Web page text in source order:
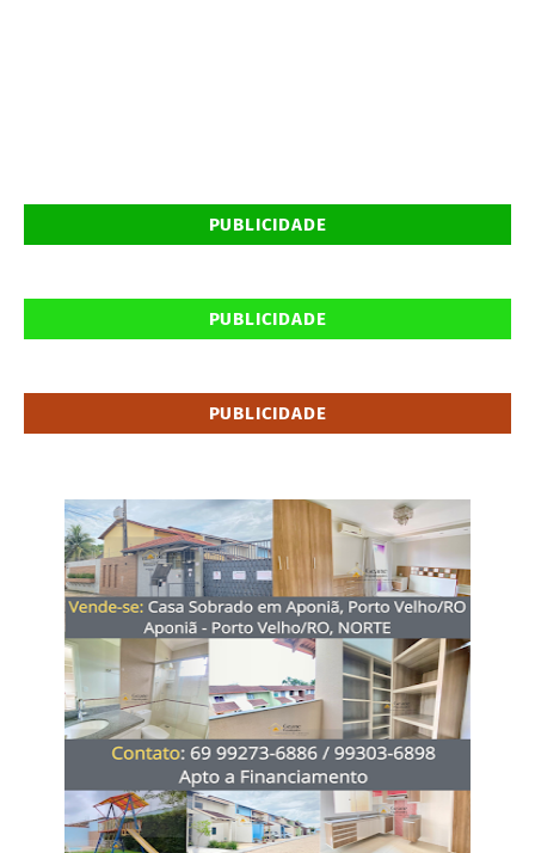
PUBLICIDADE
PUBLICIDADE
PUBLICIDADE